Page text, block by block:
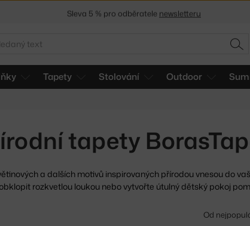
Tapety Stolování Outdoor
tapety
a dalších motivů inspirovaných přírodou vnesou do
rozkvetlou loukou nebo vytvořte útulný dětský pokoj
Od
Sleva 5 % pro odběratele newsletteru